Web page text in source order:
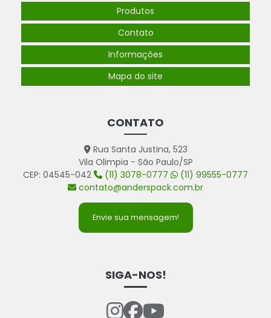
Produtos
Contato
Informações
Mapa do site
CONTATO
Rua Santa Justina, 523
Vila Olimpia - São Paulo/SP
CEP: 04545-042
(11) 3078-0777
(11) 99555-0777
contato@anderspack.com.br
Envie sua mensagem!
SIGA-NOS!